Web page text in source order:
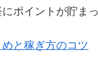
ポイントが貯ま
と稼ぎ方のコツ